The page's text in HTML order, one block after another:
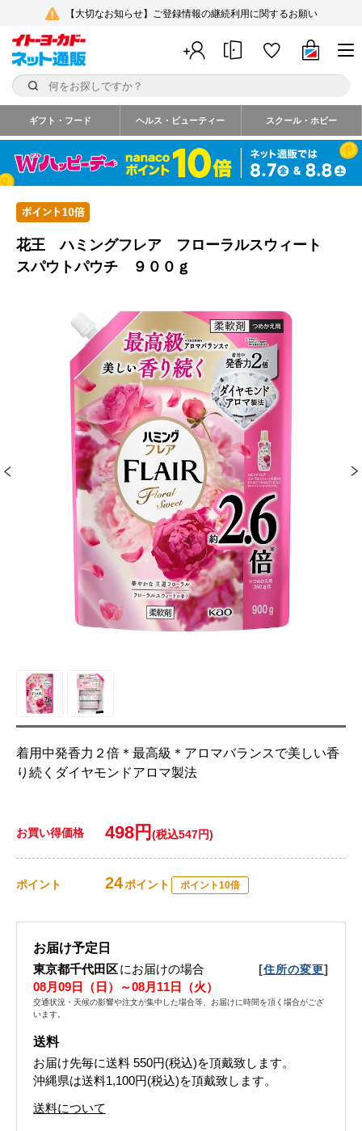
【大切なお知らせ】ご登録情報の継続利用に関するお願い
ギフト・フード ヘルス・ビューティー スクール・ホビー
花王 ハミングフレア フローラルスウィート
スパウトパウチ ９００ｇ
着用中発香力２倍＊最高級＊アロマバランスで美しい香
り続くダイヤモンドアロマ製法
お買い得価格 498円 (税込547円)
ポイント 24ポイント ポイント10倍
お届け予定日
東京都千代田区にお届けの場合 [住所の変更]
08月09日（日）～08月11日（火）
交通状況・天候の影響や注文が集中した場合等、お届けに時間を頂く場合がござ
います。
送料
お届け先毎に送料 550円(税込)を頂戴致します。
沖縄県は送料1,100円(税込)を頂戴致します。
送料について